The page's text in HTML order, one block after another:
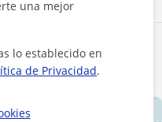
una mejor
lo establecido en
de Privacidad.